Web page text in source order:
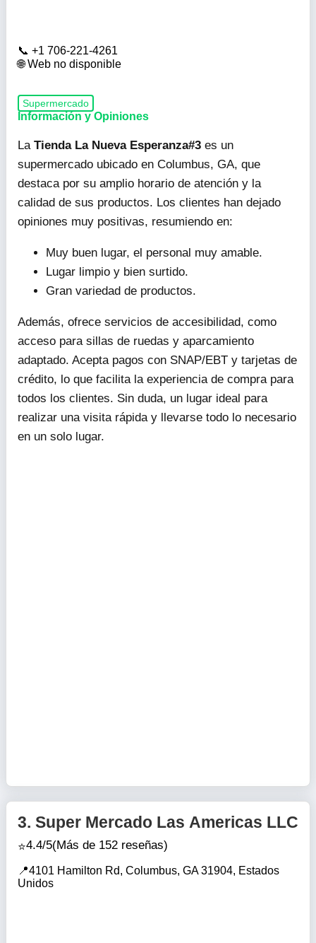
+1 706-221-4261
Web no disponible
Supermercado
Información y Opiniones
La Tienda La Nueva Esperanza#3 es un
supermercado ubicado en Columbus, GA, que
destaca por su amplio horario de atención y la
calidad de sus productos. Los clientes han dejado
opiniones muy positivas, resumiendo en:
Muy buen lugar, el personal muy amable.
Lugar limpio y bien surtido.
Gran variedad de productos.
Además, ofrece servicios de accesibilidad, como
acceso para sillas de ruedas y aparcamiento
adaptado. Acepta pagos con SNAP/EBT y tarjetas de
crédito, lo que facilita la experiencia de compra para
todos los clientes. Sin duda, un lugar ideal para
realizar una visita rápida y llevarse todo lo necesario
en un solo lugar.
3. Super Mercado Las Americas LLC
4.4/5(Más de 152 reseñas)
4101 Hamilton Rd, Columbus, GA 31904, Estados
Unidos